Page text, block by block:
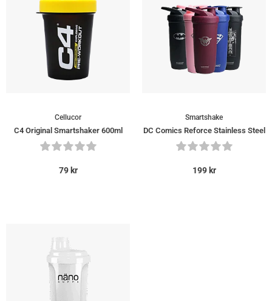
Cellucor
C4 Original Smartshaker 600ml
79 kr
Smartshake
DC Comics Reforce Stainless Steel
199 kr